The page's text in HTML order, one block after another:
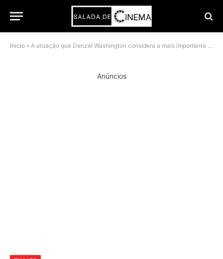
Início » A atuação que Denzel Washington considera a mais importante de sua vida finalmente desembarca na Netflix
Anúncios